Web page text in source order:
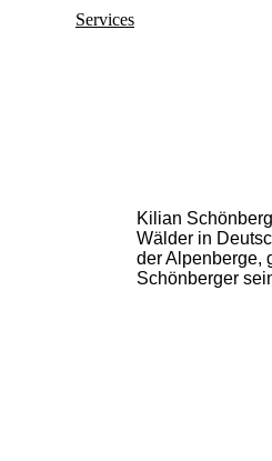
Kilian
Wälder in
der Alpenberge,
Schönberger
Services
Workshops